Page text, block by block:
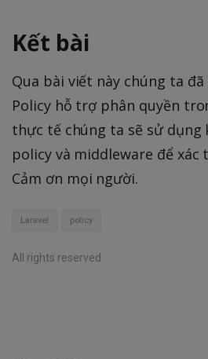
Kết bài
Qua bài viết này chúng ta
Policy hỗ trợ phân quyền
thực tế chúng ta sẽ sử dụng
policy và middleware để xác
Cảm ơn mọi người.
Laravel policy
All rights reserved